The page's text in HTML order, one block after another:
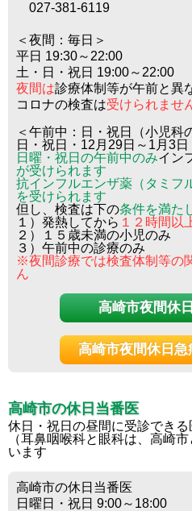
027-381-6119
＜夜間：毎日＞
平日 19:30～22:00
土・日・祝日 19:00～22:00
夜間は診療体制等が午前と異
コロナの検査は受けられませ
＜午前中：日・祝日（小児科
日・祝日・12月29日～1月3
日曜・祝日の午前中のみイン
が受けられます
抗インフルエンザ薬（タミフ
を受けられます
但し、検査は下の条件を満た
１）発熱してから １２時間以
２）１５歳未満の小児のみ
３）午前中の診療のみ
※夜間診療では検査体制等の
ん
高崎市夜間休
高崎市夜間休日
高崎市の休日当番医
休日・祝日の昼間に受診できる
（耳鼻咽喉科と眼科は、高崎
います
高崎市の休日当番医
日曜日・祝日 9:00～18:00